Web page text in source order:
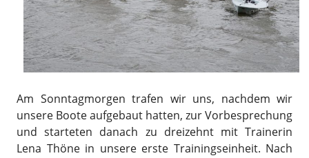
Am Sonntagmorgen trafen wir uns, nachdem wir
unsere Boote aufgebaut hatten, zur Vorbesprechung
und starteten danach zu dreizehnt mit Trainerin
Lena Thöne in unsere erste Trainingseinheit. Nach